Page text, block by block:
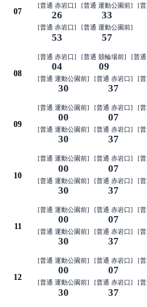
07
[普通 赤岩口]
26
[普通 運動公園前]
33
[
[普通 赤岩口]
53
[普通 運動公園前]
57
08
[普通 赤岩口]
04
[普通 競輪場前]
09
[普
[普通 運動公園前]
30
[普通 赤岩口]
37
[普
09
[普通 運動公園前]
00
[普通 赤岩口]
07
[普
[普通 運動公園前]
30
[普通 赤岩口]
37
[普
10
[普通 運動公園前]
00
[普通 赤岩口]
07
[
[普通 運動公園前]
30
[普通 赤岩口]
37
[普
11
[普通 運動公園前]
00
[普通 赤岩口]
07
[普
[普通 運動公園前]
30
[普通 赤岩口]
37
[普
12
[普通 運動公園前]
00
[普通 赤岩口]
07
[普
[普通 運動公園前]
30
[普通 赤岩口]
37
[